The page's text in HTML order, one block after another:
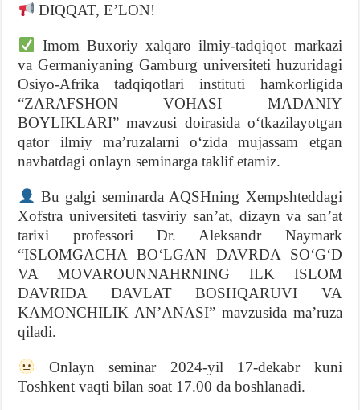
DIQQAT, E’LON!
Imom Buxoriy xalqaro ilmiy-tadqiqot markazi
va Germaniyaning Gamburg universiteti huzuridagi
Osiyo-Afrika tadqiqotlari instituti hamkorligida
“ZARAFSHON VOHASI MADANIY
BOYLIKLARI” mavzusi doirasida o‘tkazilayotgan
qator ilmiy ma’ruzalarni o‘zida mujassam etgan
navbatdagi onlayn seminarga taklif etamiz.
Bu galgi seminarda AQSHning Xempshteddagi
Xofstra universiteti tasviriy sanʼat, dizayn va sanʼat
tarixi professori Dr. Aleksandr Naymark
“ISLOMGACHA BOʻLGAN DAVRDA SOʻGʻD
VA MOVAROUNNAHRNING ILK ISLOM
DAVRIDA DAVLAT BOSHQARUVI VA
KAMONCHILIK ANʼANASI” mavzusida ma’ruza
qiladi.
Onlayn seminar 2024-yil 17-dekabr kuni
Toshkent vaqti bilan soat 17.00 da boshlanadi.